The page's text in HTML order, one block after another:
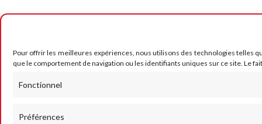
Pour offrir les meilleures expériences, nous utilisons des technologies telles
que le comportement de navigation ou les identifiants uniques sur ce site. Le
Fonctionnel
Préférences